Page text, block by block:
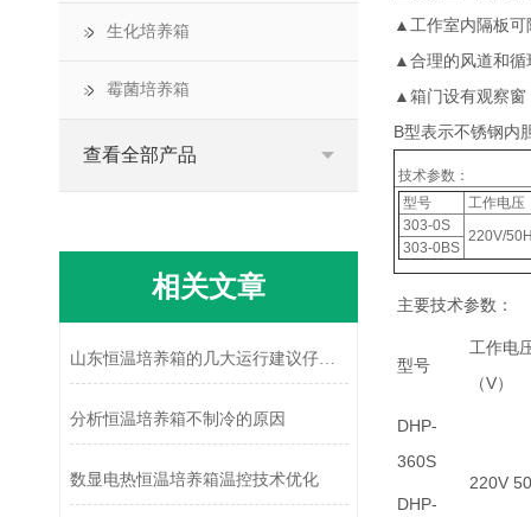
▲工作室内隔板可
▲合理的风道和循
▲箱门设有观察窗
B型表示不锈钢内
技术参数：
型号
工作电压
303-0S
220V/
303-0BS
主要技术参数：
型号
工作电
（V）
DHP-
360S
220V
DHP-
生化培养箱
霉菌培养箱
查看全部产品
相关文章
山东恒温培养箱的几大运行建议仔细看！
分析恒温培养箱不制冷的原因
数显电热恒温培养箱温控技术优化